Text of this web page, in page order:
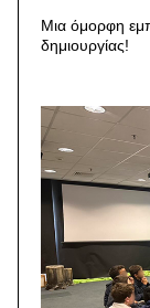
Μια όμορφη
δημιουργίας!